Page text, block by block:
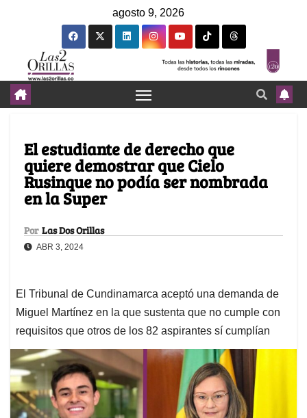
agosto 9, 2026
El estudiante de derecho que
quiere demostrar que Cielo
Rusinque no podía ser nombrada
en la Super
Por Las Dos Orillas
ABR 3, 2024
El Tribunal de Cundinamarca aceptó una demanda de
Miguel Martínez en la que sustenta que no cumple con
requisitos que otros de los 82 aspirantes sí cumplían